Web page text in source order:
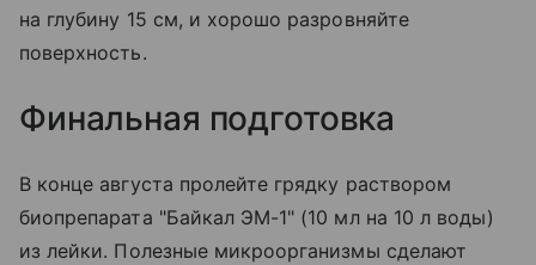
на глубину 15 см, и хорошо разровняйте
поверхность.
Финальная подготовка
В конце августа пролейте грядку раствором
биопрепарата "Байкал ЭМ-1" (10 мл на 10 л воды)
из лейки. Полезные микроорганизмы сделают